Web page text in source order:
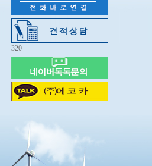
320